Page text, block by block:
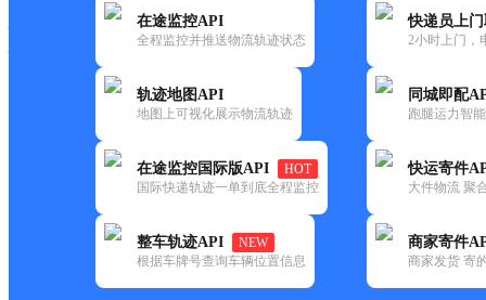
在途监控API
全程监控并推送物流轨迹状态
轨迹地图API
地图上可视化展示物流轨迹
在途监控国际版API
HOT
国际快递轨迹一单到底全程监控
整车轨迹API
NEW
根据车牌号查询车辆位置信息
快递员上
2小时上门，
同城即配
跑腿运力智
快运寄件
大件物流 聚
商家寄件
商家发货 寄
韵达
福建晋江市钻石仓玖韵云集合
更新时间：2022-07-14 00:00:00